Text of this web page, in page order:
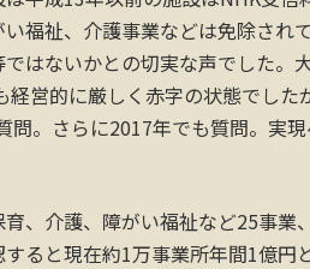
福祉、介護事業などは免除され
はないかとの切実な声でした。
営的に厳しく赤字の状態でした
問。さらに2017年でも質問。実
、介護、障がい福祉など25事
ると現在約1万事業所年間1億円